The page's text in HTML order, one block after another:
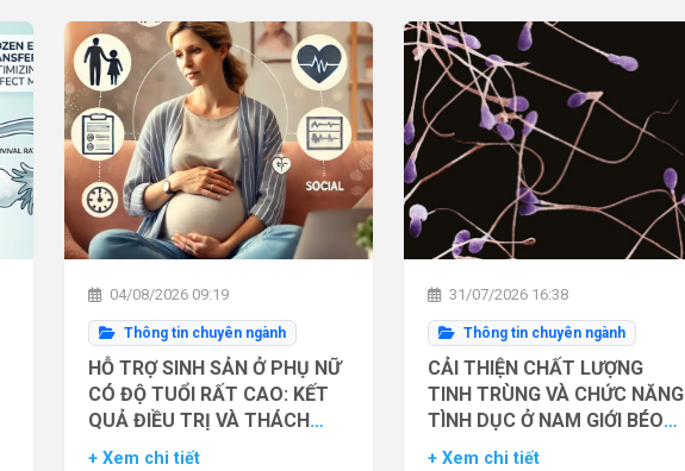
04/08/2026 09:19
Thông tin chuyên ngành
HỖ TRỢ SINH SẢN Ở PHỤ NỮ
CÓ ĐỘ TUỔI RẤT CAO: KẾT
QUẢ ĐIỀU TRỊ VÀ THÁCH
THỨC LÂM SÀNG
+ Xem chi tiết
31/07/2026 16:38
Thông tin chuyên ngành
CẢI THIỆN CHẤT LƯỢNG
TINH TRÙNG VÀ CHỨC NĂNG
TÌNH DỤC Ở NAM GIỚI BÉO
PHÌ BẰNG THUỐC ĐỒNG VẬN
+ Xem chi tiết